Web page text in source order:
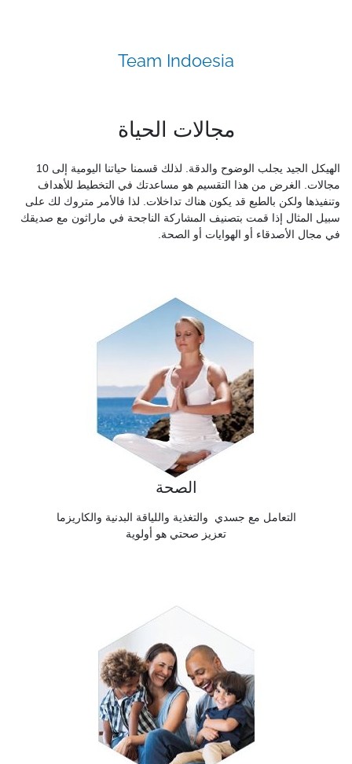
Team Indoesia
مجالات الحياة
الهيكل الجيد يجلب الوضوح والدقة. لذلك قسمنا حياتنا اليومية إلى 10
مجالات. الغرض من هذا التقسيم هو مساعدتك في التخطيط للأهداف
وتنفيذها ولكن بالطبع قد يكون هناك تداخلات. لذا فالأمر متروك لك على
سبيل المثال إذا قمت بتصنيف المشاركة الناجحة في ماراثون مع صديقك
في مجال الأصدقاء أو الهوايات أو الصحة.
الصحة
التعامل مع جسدي والتغذية واللياقة البدنية والكاريزما
تعزيز صحتي هو أولوية